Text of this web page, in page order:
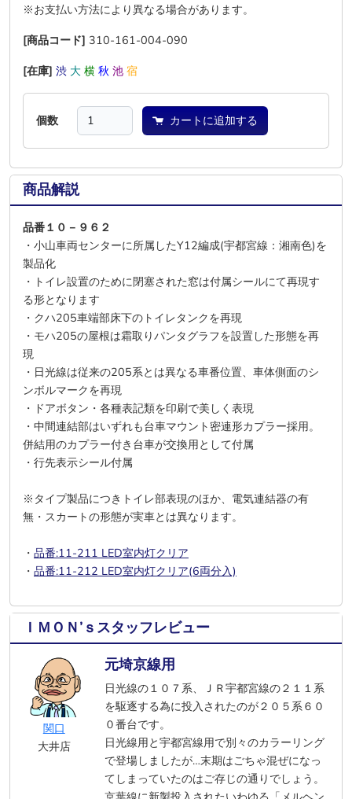
※お支払い方法により異なる場合があります。
[商品コード] 310-161-004-090
[在庫] 渋 大 横 秋 池 宿
個数 カートに追加する
商品解説
品番１０－９６２
・小山車両センターに所属したY12編成(宇都宮線：湘南色)を
製品化
・トイレ設置のために閉塞された窓は付属シールにて再現す
る形となります
・クハ205車端部床下のトイレタンクを再現
・モハ205の屋根は霜取りパンタグラフを設置した形態を再
現
・日光線は従来の205系とは異なる車番位置、車体側面のシ
ンボルマークを再現
・ドアボタン・各種表記類を印刷で美しく表現
・中間連結部はいずれも台車マウント密連形カプラー採用。
併結用のカプラー付き台車が交換用として付属
・行先表示シール付属
※タイプ製品につきトイレ部表現のほか、電気連結器の有
無・スカートの形態が実車とは異なります。
・ 品番:11-211 LED室内灯クリア
・ 品番:11-212 LED室内灯クリア(6両分入)
ＩＭＯＮ’ｓスタッフレビュー
関口
大井店
元埼京線用
日光線の１０７系、ＪＲ宇都宮線の２１１系
を駆逐する為に投入されたのが２０５系６０
０番台です。
日光線用と宇都宮線用で別々のカラーリング
で登場しましたが…末期はごちゃ混ぜになっ
てしまっていたのはご存じの通りでしょう。